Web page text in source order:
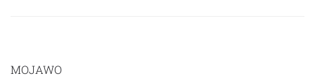
MOJAWO